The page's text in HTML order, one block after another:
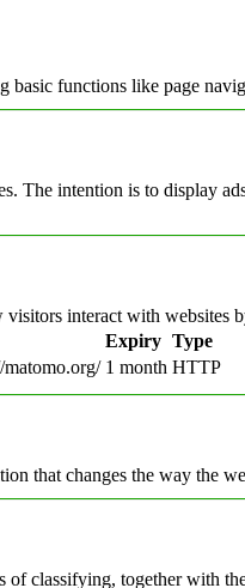
basic functions like page
The intention is to display
interact with websites
Expiry Type
matomo.org/ 1 month HTTP
that changes the way the
of classifying, together with